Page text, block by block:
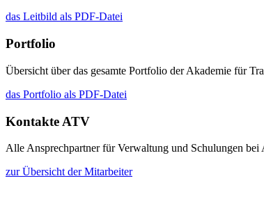
das Leitbild als PDF-Datei
Portfolio
Übersicht über das gesamte Portfolio der Akademie für
das Portfolio als PDF-Datei
Kontakte ATV
Alle Ansprechpartner für Verwaltung und Schulungen
zur Übersicht der Mitarbeiter